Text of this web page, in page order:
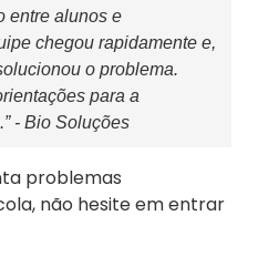
entre alunos e
chegou rapidamente e,
o problema.
para a
- Bio Soluções
problemas
não hesite em entrar